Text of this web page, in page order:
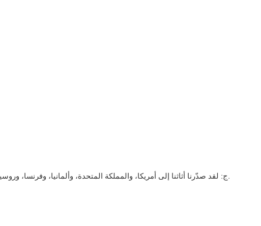
ج: لقد صدّرنا أثاثنا إلى أمريكا، والمملكة المتحدة، وألمانيا، وفرنسا، وروسيا، وأستراليا، ونيوزيلندا، والهند، وجنوب أفريقيا، وغيرها. ولدينا موزعين في المملكة المتحدة، وألمانيا، والولايات المتحدة الأمريكية، وغيرها.